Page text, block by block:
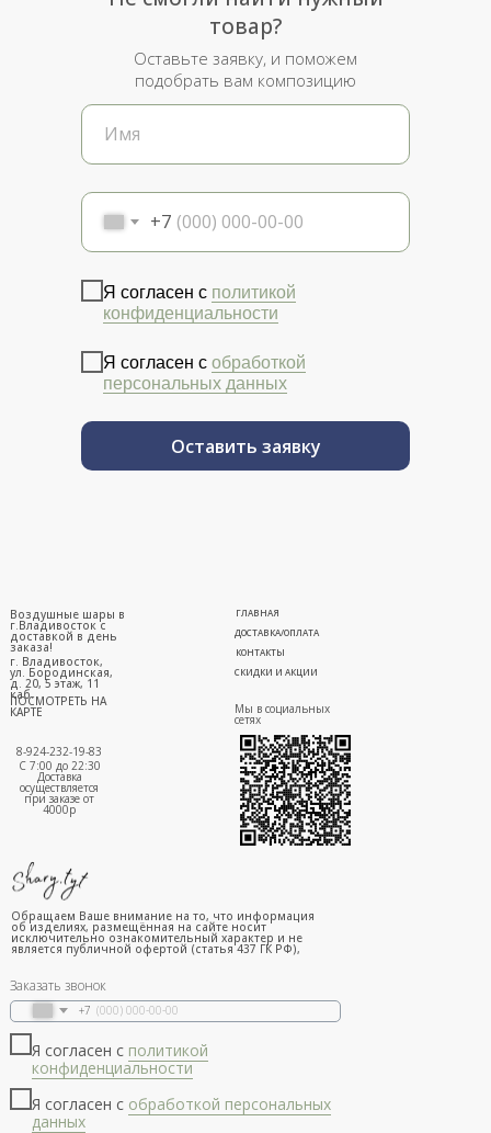
+7
Я согласен с политикой
конфиденциальности
Я согласен с обработкой
персональных данных
Оставить заявку
товар?
Оставьте заявку, и поможем
подобрать вам композицию
г. Владивосток,
ул. Бородинская,
д. 20, 5 этаж, 11
каб.
ПОСМОТРЕТЬ НА
КАРТЕ
ГЛАВНАЯ
ДОСТАВКА/ОПЛАТА
СКИДКИ И АКЦИИ
КОНТАКТЫ
8-924-232-19-83
С 7:00 до 22:30
Доставка
осуществляется
при заказе от
4000р
Воздушные шары в
г.Владивосток с
доставкой в день
заказа!
Мы в социальных
сетях
Заказать звонок
+7
Я согласен с политикой
конфиденциальности
Я согласен с обработкой персональных
данных
Обращаем Ваше внимание на то, что информация
об изделиях, размещённая на сайте носит
исключительно ознакомительный характер и не
является публичной офертой (статья 437 ГК РФ),